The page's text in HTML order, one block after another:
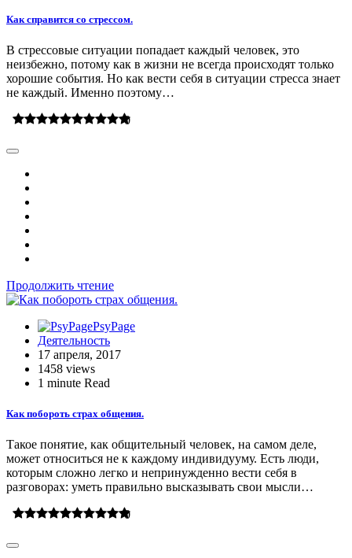
Как справится со стрессом.
В стрессовые ситуации попадает каждый человек, это
неизбежно, потому как в жизни не всегда происходят только
хорошие события. Но как вести себя в ситуации стресса знает
не каждый. Именно поэтому…
0
Продолжить чтение
PsyPage
Деятельность
17 апреля, 2017
1458 views
1 minute Read
Как побороть страх общения.
Такое понятие, как общительный человек, на самом деле,
может относиться не к каждому индивидууму. Есть люди,
которым сложно легко и непринужденно вести себя в
разговорах: уметь правильно высказывать свои мысли…
0